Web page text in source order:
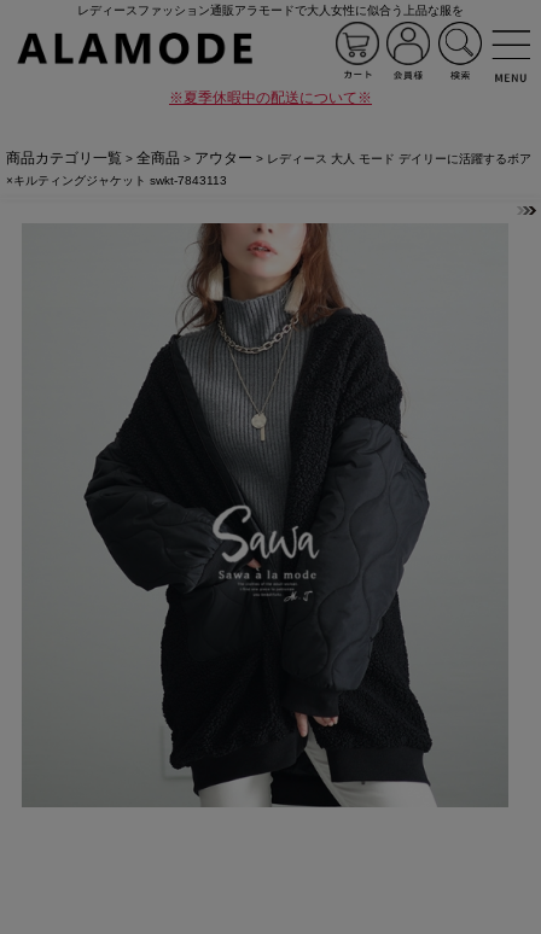
レディースファッション通販アラモードで大人女性に似合う上品な服を
※夏季休暇中の配送について※
商品カテゴリ一覧 > 全商品 > アウター > レディース 大人 モード デイリーに活躍するボア
×キルティングジャケット swkt-7843113